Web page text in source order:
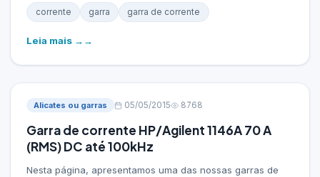
corrente garra garra de corrente
Leia mais →
Alicates ou garras 05/05/2015 8768
Garra de corrente HP/Agilent 1146A 70 A
(RMS) DC até 100kHz
Nesta página, apresentamos uma das nossas garras de